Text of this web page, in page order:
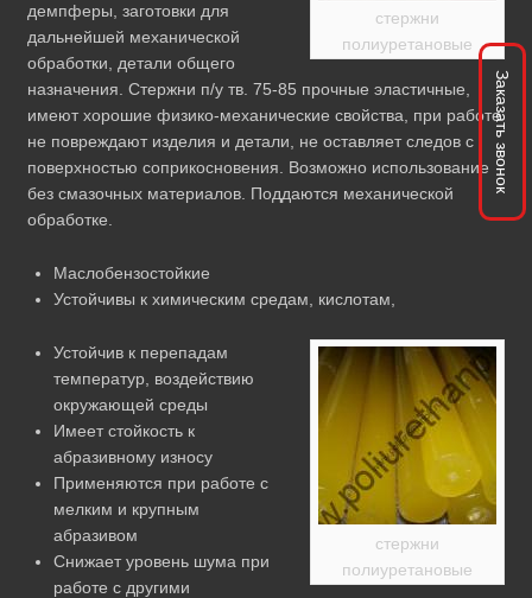
стержни
полиуретановые
демпферы, заготовки для
дальнейшей механической
обработки, детали общего
назначения. Стержни п/у тв. 75-85 прочные эластичные,
имеют хорошие физико-механические свойства, при работе
не повреждают изделия и детали, не оставляет следов с
поверхностью соприкосновения. Возможно использование
без смазочных материалов. Поддаются механической
обработке.
Маслобензостойкие
Устойчивы к химическим средам, кислотам,
стержни
полиуретановые
Устойчив к перепадам
температур, воздействию
окружающей среды
Имеет стойкость к
абразивному износу
Применяются при работе с
мелким и крупным
абразивом
Снижает уровень шума при
работе с другими
Заказать звонок